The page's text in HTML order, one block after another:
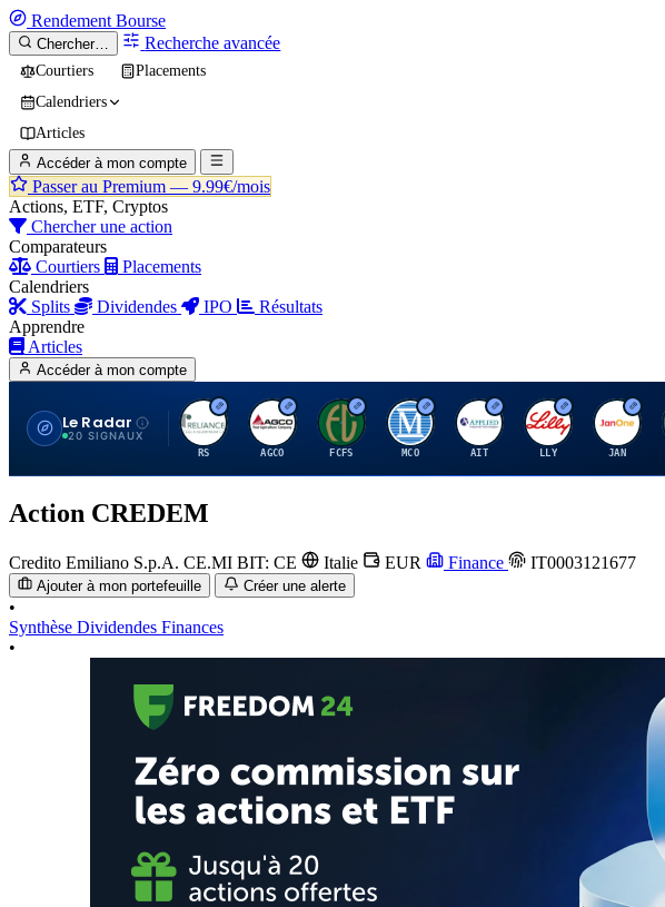
Rendement Bourse
Chercher… Recherche avancée
Courtiers
Placements
Calendriers
Articles
Accéder à mon compte
Passer au Premium — 9.99€/mois
Actions, ETF, Cryptos
Chercher une action
Comparateurs
Courtiers
Placements
Calendriers
Splits
Dividendes IPO
Résultats
Apprendre
Articles
Accéder à mon compte
Le Radar
20 SIGNAUX
R
RS
A
AGCO
F
FCFS
M
MCO
A
AIT
E
LLY
J
JAN
Action CREDEM
Credito Emiliano S.p.A. CE.MI BIT: CE Italie EUR Finance IT0003121677
Ajouter à mon portefeuille Créer une alerte
•
Synthèse Dividendes Finances
•